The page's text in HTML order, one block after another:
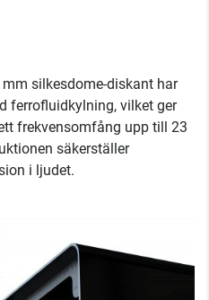
silkesdome-diskant har
ferrofluidkylning, vilket ger
frekvensomfång upp till 23
säkerställer
i ljudet.